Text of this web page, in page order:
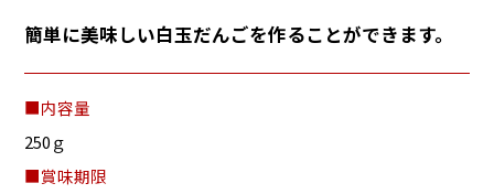
簡単に美味しい白玉だんごを作ることができます。
■内容量
250ｇ
■賞味期限